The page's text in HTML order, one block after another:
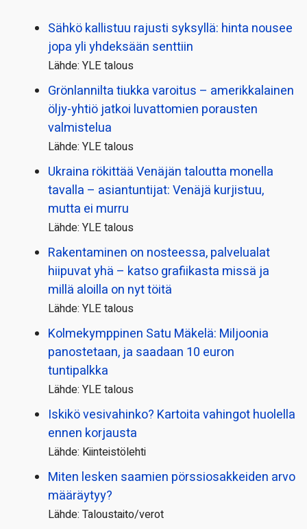
Sähkö kallistuu rajusti syksyllä: hinta nousee
jopa yli yhdeksään senttiin
Lähde: YLE talous
Grönlannilta tiukka varoitus – amerikkalainen
öljy-yhtiö jatkoi luvattomien porausten
valmistelua
Lähde: YLE talous
Ukraina rökittää Venäjän taloutta monella
tavalla – asiantuntijat: Venäjä kurjistuu,
mutta ei murru
Lähde: YLE talous
Rakentaminen on nosteessa, palvelualat
hiipuvat yhä – katso grafiikasta missä ja
millä aloilla on nyt töitä
Lähde: YLE talous
Kolmekymppinen Satu Mäkelä: Miljoonia
panostetaan, ja saadaan 10 euron
tuntipalkka
Lähde: YLE talous
Iskikö vesivahinko? Kartoita vahingot huolella
ennen korjausta
Lähde: Kiinteistölehti
Miten lesken saamien pörssi­osakkeiden arvo
määräytyy?
Lähde: Taloustaito/verot